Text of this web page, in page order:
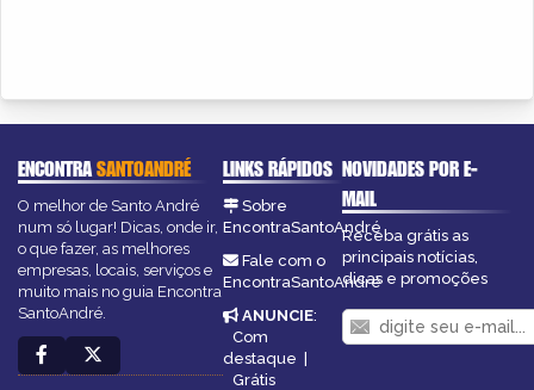
ENCONTRASANTOANDRÉ
O melhor de Santo André
num só lugar! Dicas, onde ir,
o que fazer, as melhores
empresas, locais, serviços e
muito mais no guia Encontra
SantoAndré.
LINKS RÁPIDOS
Sobre
EncontraSantoAndré
Fale com o
EncontraSantoAndré
ANUNCIE:
Com
destaque |
Grátis
NOVIDADES POR E-
MAIL
Receba grátis as
principais notícias,
dicas e promoções